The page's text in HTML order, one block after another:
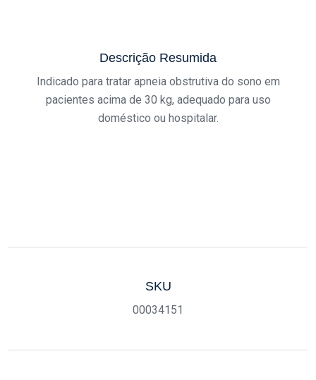
Descrição Resumida
Indicado para tratar apneia obstrutiva do sono em
pacientes acima de 30 kg, adequado para uso
doméstico ou hospitalar.
SKU
00034151